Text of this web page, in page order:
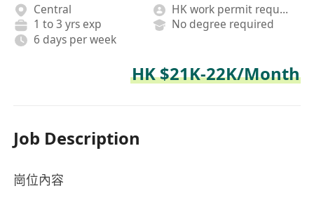
Central
HK work permit required
1 to 3 yrs exp
No degree required
6 days per week
HK $21K-22K/Month
Job Description
崗位內容